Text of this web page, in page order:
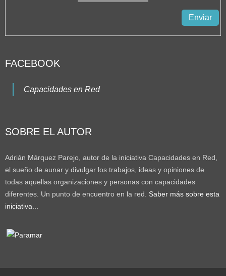
FACEBOOK
Capacidades en Red
SOBRE EL AUTOR
Adrián Márquez Parejo, autor de la iniciativa Capacidades en Red,
el sueño de aunar y divulgar los trabajos, ideas y opiniones de
todas aquellas organizaciones y personas con capacidades
diferentes. Un punto de encuentro en la red. Saber más sobre esta
iniciativa...